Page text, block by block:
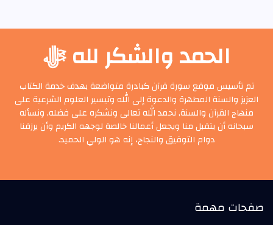
الحمد والشكر لله ﷻ
تم تأسيس موقع سورة قرآن كبادرة متواضعة بهدف خدمة الكتاب
العزيز والسنة المطهرة والدعوة إلى الله وتيسير العلوم الشرعية على
منهاج القرآن والسنة, نحمد الله تعالى ونشكره على فضله, ونسأله
سبحانه أن يتقبل منا ويجعل أعمالنا خالصة لوجهه الكريم وأن يرزقنا
دوام التوفيق والنجاح، إنه هو الولي الحميد.
صفحات مهمة